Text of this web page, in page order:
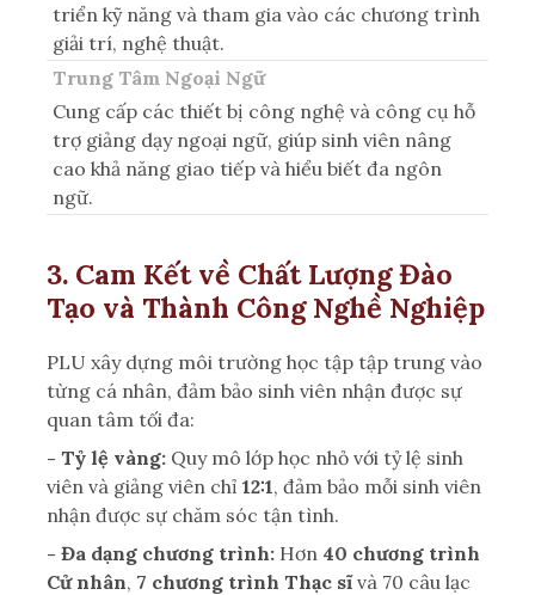
triển kỹ năng và tham gia vào các chương trình
giải trí, nghệ thuật.
Trung Tâm Ngoại Ngữ
Cung cấp các thiết bị công nghệ và công cụ hỗ
trợ giảng dạy ngoại ngữ, giúp sinh viên nâng
cao khả năng giao tiếp và hiểu biết đa ngôn
ngữ.
3. Cam Kết về Chất Lượng Đào
Tạo và Thành Công Nghề Nghiệp
PLU xây dựng môi trường học tập tập trung vào
từng cá nhân, đảm bảo sinh viên nhận được sự
quan tâm tối đa:
- Tỷ lệ vàng: Quy mô lớp học nhỏ với tỷ lệ sinh
viên và giảng viên chỉ 12:1, đảm bảo mỗi sinh viên
nhận được sự chăm sóc tận tình.
- Đa dạng chương trình: Hơn 40 chương trình
Cử nhân, 7 chương trình Thạc sĩvà 70 câu lạc